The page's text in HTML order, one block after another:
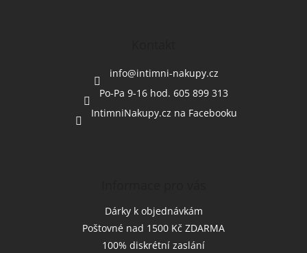
info@intimni-nakupy.cz
Po-Pa 9-16 hod. 605 899 313
IntimniNakupy.cz na Facebooku
Dárky k objednávkám
Poštovné nad 1500 Kč ZDARMA
100% diskrétní zaslání